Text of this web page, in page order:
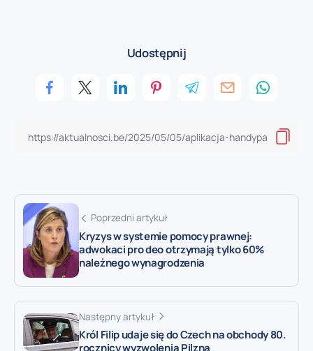
Udostępnij
Poprzedni artykuł
Kryzys w systemie pomocy prawnej:
adwokaci pro deo otrzymają tylko 60%
należnego wynagrodzenia
Następny artykuł
Król Filip udaje się do Czech na obchody 80.